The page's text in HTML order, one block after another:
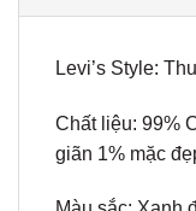
Levi’s Style:
Chất liệu: 99%
giãn 1% mặc